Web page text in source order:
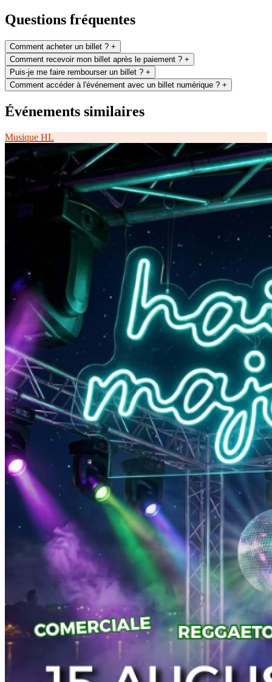
Questions fréquentes
Comment acheter un billet ? +
Comment recevoir mon billet après le paiement ? +
Puis-je me faire rembourser un billet ? +
Comment accéder à l'événement avec un billet numérique ? +
Événements similaires
Musique HL